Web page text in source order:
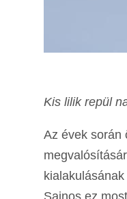
Kis lilik repül
Az évek során
Sajnos ez